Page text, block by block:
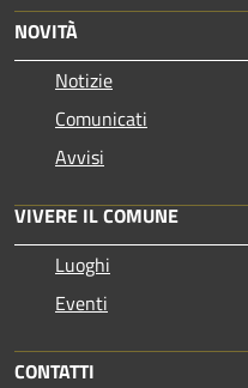
NOVITÀ
Notizie
Comunicati
Avvisi
VIVERE IL COMUNE
Luoghi
Eventi
CONTATTI